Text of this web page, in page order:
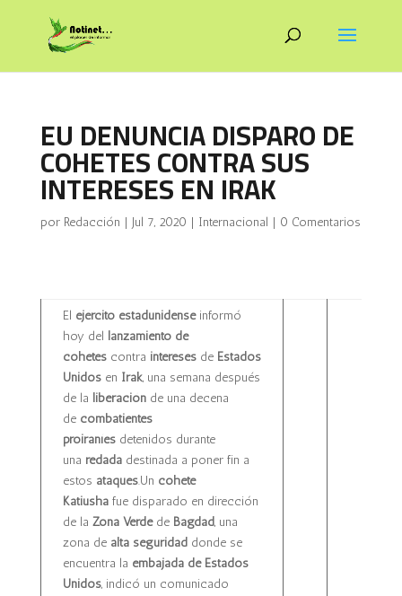
EU DENUNCIA DISPARO DE
COHETES CONTRA SUS
INTERESES EN IRAK
por Redacción | Jul 7, 2020 | Internacional | 0 Comentarios
El ejército estadunidenseinformó
hoy del lanzamiento de
cohetes contra intereses de Estados
Unidosen Irak, una semana después
de la liberación de una decena
de combatientes
proiraníesdetenidos durante
una redadadestinada a poner fin a
estos ataques.Un cohete
Katiushafue disparado en dirección
de la Zona VerdedeBagdad, una
zona de alta seguridaddonde se
encuentra la embajada de Estados
Unidos, indicó un comunicado